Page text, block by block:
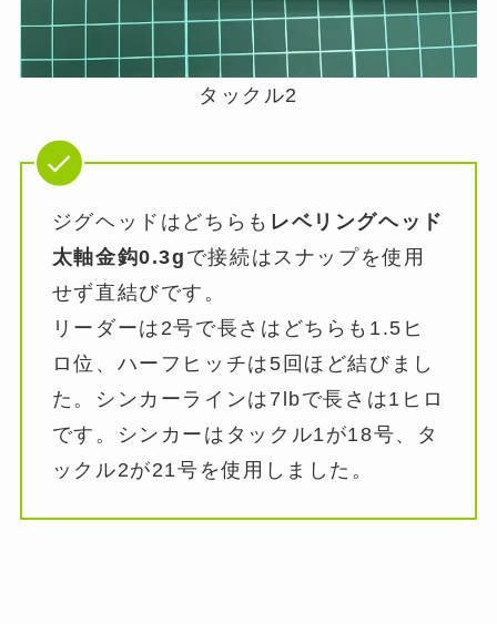
タックル2
ジグヘッドはどちらも レベリングヘッド
太軸金鈎0.3g で接続はスナップを使用
せず直結びです。
リーダーは2号で長さはどちらも1.5ヒ
ロ位、ハーフヒッチは5回ほど結びまし
た。シンカーラインは7lbで長さは1ヒロ
です。シンカーはタックル1が18号、タ
ックル2が21号を使用しました。